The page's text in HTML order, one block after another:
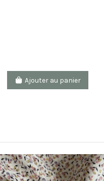
Ajouter au panier